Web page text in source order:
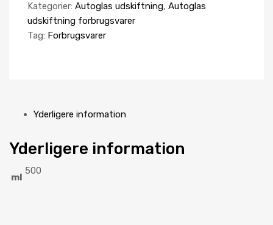
Kategorier: Autoglas udskiftning, Autoglas
udskiftning forbrugsvarer
Tag: Forbrugsvarer
Yderligere information
Yderligere information
ml
500